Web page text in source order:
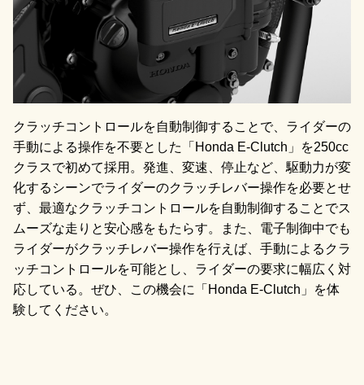
クラッチコントロールを自動制御することで、ライダーの
手動による操作を不要とした「Honda E-Clutch」を250cc
クラスで初めて採用。発進、変速、停止など、駆動力が変
化するシーンでライダーのクラッチレバー操作を必要とせ
ず、最適なクラッチコントロールを自動制御することでス
ムーズな走りと安心感をもたらす。また、電子制御中でも
ライダーがクラッチレバー操作を行えば、手動によるクラ
ッチコントロールを可能とし、ライダーの要求に幅広く対
応している。ぜひ、この機会に「Honda E-Clutch」を体
験してください。